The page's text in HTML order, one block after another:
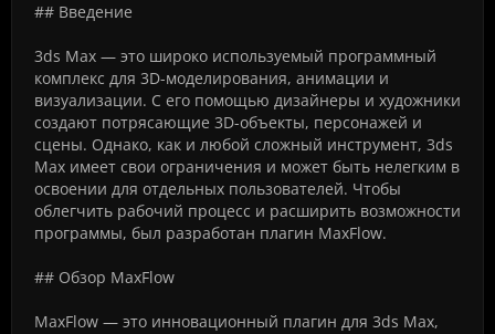
## Введение
3ds Max — это широко используемый программный
комплекс для 3D-моделирования, анимации и
визуализации. С его помощью дизайнеры и художники
создают потрясающие 3D-объекты, персонажей и
сцены. Однако, как и любой сложный инструмент, 3ds
Max имеет свои ограничения и может быть нелегким в
освоении для отдельных пользователей. Чтобы
облегчить рабочий процесс и расширить возможности
программы, был разработан плагин MaxFlow.
## Обзор MaxFlow
MaxFlow — это инновационный плагин для 3ds Max,